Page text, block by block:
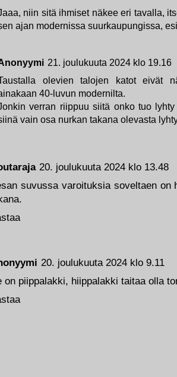
20. joulukuuta 2024 klo 9.11
on piippalakki, hiippalakki taitaa olla
20. joulukuuta 2024 klo 13.48
suvussa varoituksia soveltaen on
niin sitä ihmiset näkee eri tavalla,
ajan modernissa suurkaupungissa,
21. joulukuuta 2024 klo 19.16
olevien talojen katot eivät
40-luvun modernilta.
verran riippuu siitä onko tuo
vain osa nurkan takana olevasta